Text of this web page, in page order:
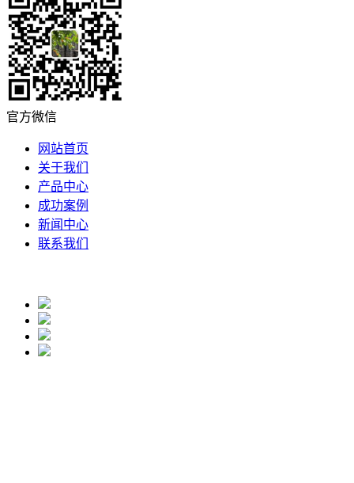
官方微信
网站首页
关于我们
产品中心
成功案例
新闻中心
联系我们